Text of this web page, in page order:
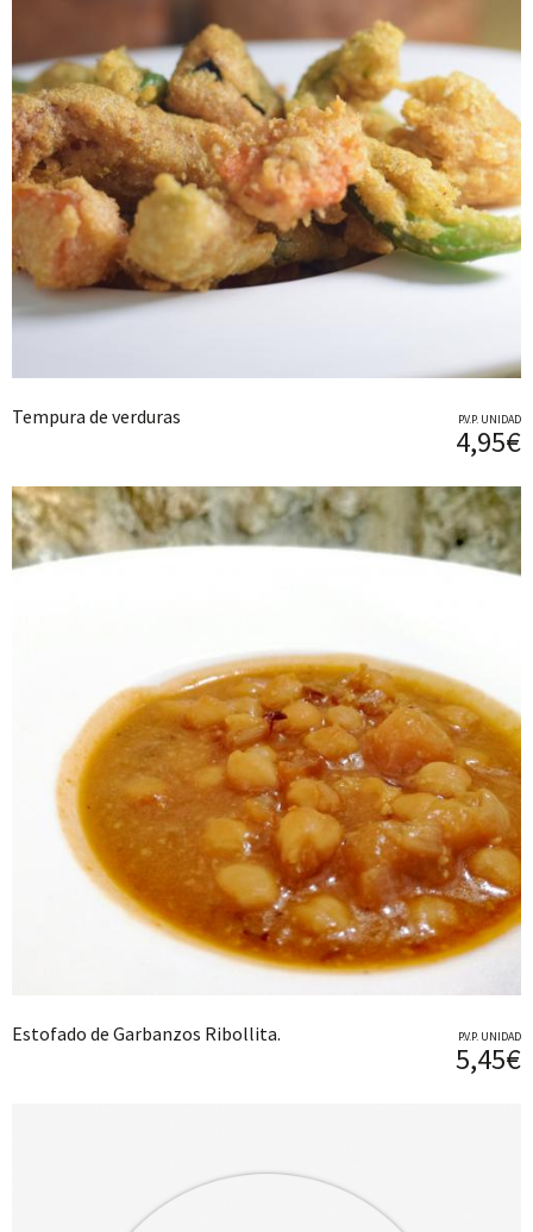
Tempura de verduras P.V.P. UNIDAD
4,95€
Estofado de Garbanzos Ribollita. P.V.P. UNIDAD
5,45€